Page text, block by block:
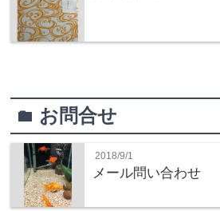
folder お問合せ
2018/9/1
メール問い合わせ